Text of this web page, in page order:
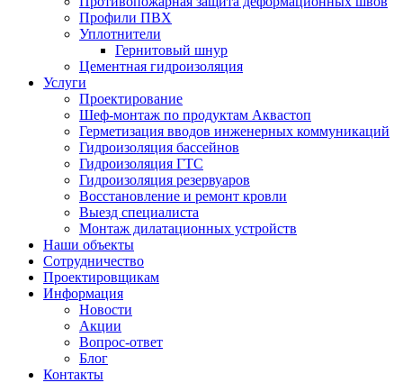
Профили ПВХ
Уплотнители
Гернитовый шнур
Цементная гидроизоляция
Услуги
Проектирование
Шеф-монтаж по продуктам Аквастоп
Герметизация вводов инженерных коммуникаций
Гидроизоляция бассейнов
Гидроизоляция ГТС
Гидроизоляция резервуаров
Восстановление и ремонт кровли
Выезд специалиста
Монтаж дилатационных устройств
Наши объекты
Сотрудничество
Проектировщикам
Информация
Новости
Акции
Вопрос-ответ
Блог
Контакты